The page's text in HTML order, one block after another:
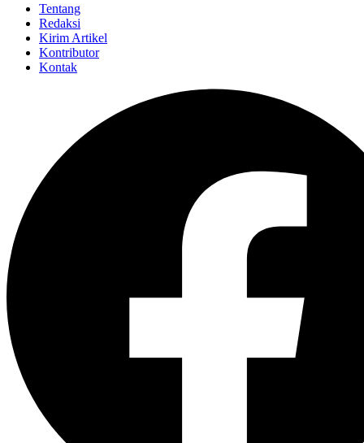
Tentang
Redaksi
Kirim Artikel
Kontributor
Kontak